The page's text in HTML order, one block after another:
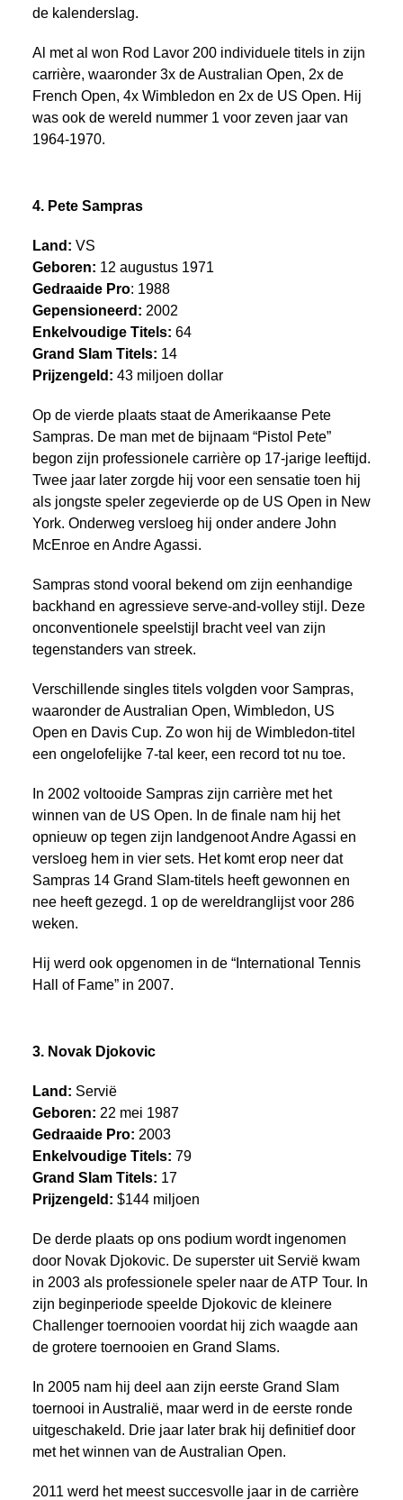
de kalenderslag.
Al met al won Rod Lavor 200 individuele titels in zijn
carrière, waaronder 3x de Australian Open, 2x de
French Open, 4x Wimbledon en 2x de US Open. Hij
was ook de wereld nummer 1 voor zeven jaar van
1964-1970.
4. Pete Sampras
Land: VS
Geboren: 12 augustus 1971
Gedraaide Pro: 1988
Gepensioneerd: 2002
Enkelvoudige Titels: 64
Grand Slam Titels: 14
Prijzengeld: 43 miljoen dollar
Op de vierde plaats staat de Amerikaanse Pete
Sampras. De man met de bijnaam “Pistol Pete”
begon zijn professionele carrière op 17-jarige leeftijd.
Twee jaar later zorgde hij voor een sensatie toen hij
als jongste speler zegevierde op de US Open in New
York. Onderweg versloeg hij onder andere John
McEnroe en Andre Agassi.
Sampras stond vooral bekend om zijn eenhandige
backhand en agressieve serve-and-volley stijl. Deze
onconventionele speelstijl bracht veel van zijn
tegenstanders van streek.
Verschillende singles titels volgden voor Sampras,
waaronder de Australian Open, Wimbledon, US
Open en Davis Cup. Zo won hij de Wimbledon-titel
een ongelofelijke 7-tal keer, een record tot nu toe.
In 2002 voltooide Sampras zijn carrière met het
winnen van de US Open. In de finale nam hij het
opnieuw op tegen zijn landgenoot Andre Agassi en
versloeg hem in vier sets. Het komt erop neer dat
Sampras 14 Grand Slam-titels heeft gewonnen en
nee heeft gezegd. 1 op de wereldranglijst voor 286
weken.
Hij werd ook opgenomen in de “International Tennis
Hall of Fame” in 2007.
3. Novak Djokovic
Land: Servië
Geboren: 22 mei 1987
Gedraaide Pro: 2003
Enkelvoudige Titels: 79
Grand Slam Titels: 17
Prijzengeld: $144 miljoen
De derde plaats op ons podium wordt ingenomen
door Novak Djokovic. De superster uit Servië kwam
in 2003 als professionele speler naar de ATP Tour. In
zijn beginperiode speelde Djokovic de kleinere
Challenger toernooien voordat hij zich waagde aan
de grotere toernooien en Grand Slams.
In 2005 nam hij deel aan zijn eerste Grand Slam
toernooi in Australië, maar werd in de eerste ronde
uitgeschakeld. Drie jaar later brak hij definitief door
met het winnen van de Australian Open.
2011 werd het meest succesvolle jaar in de carrière